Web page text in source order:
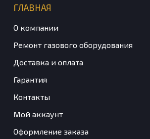
ГЛАВНАЯ
О компании
Ремонт газового оборудования
Доставка и оплата
Гарантия
Контакты
Мой аккаунт
Оформление заказа